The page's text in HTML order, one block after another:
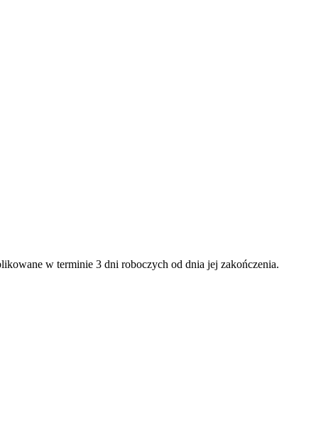
w terminie 3 dni roboczych od dnia jej zakończenia.